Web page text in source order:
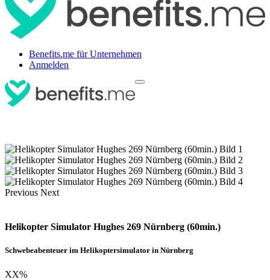
Benefits.me für Unternehmen
Anmelden
Previous Next
Helikopter Simulator Hughes 269 Nürnberg (60min.)
Schwebeabenteuer im Helikoptersimulator in Nürnberg
XX%